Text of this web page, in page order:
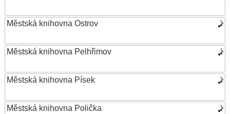
Městská knihovna Ostrov
Městská knihovna Pelhřimov
Městská knihovna Písek
Městská knihovna Polička